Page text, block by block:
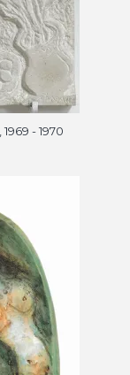
, 1969 - 1970